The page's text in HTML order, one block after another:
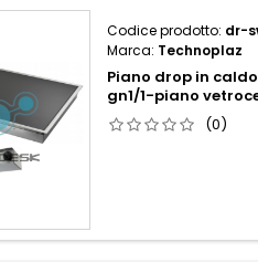
Codice prodotto: dr-
Marca: Technoplaz
Piano drop in
gn1/1-piano
(0)